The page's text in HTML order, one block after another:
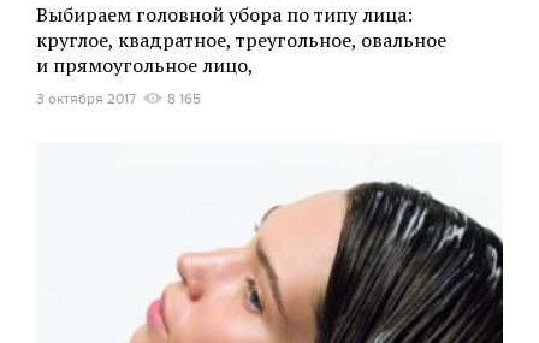
Выбираем головной убора по типу лица:
круглое, квадратное, треугольное, овальное
и прямоугольное лицо,
3 октября 2017 8 165